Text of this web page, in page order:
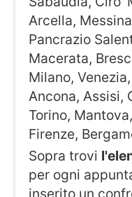
Arcella,
Pancrazio
Macerata,
Milano,
Ancona, Assisi,
Torino,
Firenze,
Sopra trovi
per ogni
inserito un